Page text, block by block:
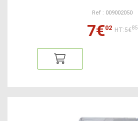
Ref : 009002050
7€02 HT:5€85